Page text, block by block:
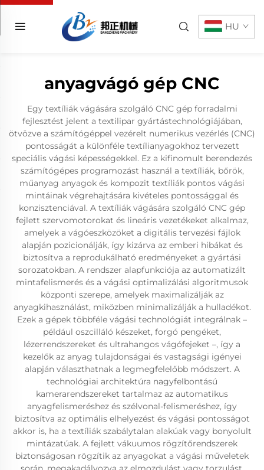
HU
anyagvágó gép CNC
Egy textíliák vágására szolgáló CNC gép forradalmi
fejlesztést jelent a textilipar gyártástechnológiájában,
ötvözve a számítógéppel vezérelt numerikus vezérlés (CNC)
pontosságát a különféle textílianyagokhoz tervezett
speciális vágási képességekkel. Ez a kifinomult berendezés
számítógépes programozást használ a textíliák, bőrök,
műanyag anyagok és kompozit textíliák pontos vágási
mintáinak végrehajtására kivételes pontossággal és
konzisztenciával. A textíliák vágására szolgáló CNC gép
fejlett szervomotorokat és lineáris vezetékeket alkalmaz,
amelyek a vágóeszközöket a digitális tervezési fájlok
alapján pozicionálják, így kizárva az emberi hibákat és
biztosítva a reprodukálható eredményeket a gyártási
sorozatokban. A rendszer alapfunkciója az automatizált
mintafelismerés és a vágási optimalizálási algoritmusok
központi szerepe, amelyek maximalizálják az
anyagkihasználást, miközben minimalizálják a hulladékot.
Ezek a gépek többféle vágási technológiát integrálnak –
például oszcilláló készeket, forgó pengéket,
lézerrendszereket és ultrahangos vágófejeket –, így a
kezelők az anyag tulajdonságai és vastagsági igényei
alapján választhatnak a legmegfelelőbb módszert. A
technológiai architektúra nagyfelbontású
kamerarendszereket tartalmaz az automatikus
anyagfelismeréshez és szélvonal-felismeréshez, így
biztosítva az optimális elhelyezést és vágási pontosságot
akkor is, ha a textíliák szabálytalan alakúak vagy bonyolult
mintázatúak. A fejlett vákuumos rögzítőrendszerek
biztonságosan rögzítik az anyagokat a vágási műveletek